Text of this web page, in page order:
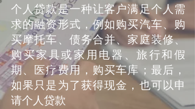
个人贷款是一种让客户满足个人需
求的融资形式，例如购买汽车、购
买摩托车、债务合并、家庭装修、
购买家具或家用电器、旅行和假
期、医疗费用，购买车库；最后，
如果只是为了获得现金，也可以申
请个人贷款